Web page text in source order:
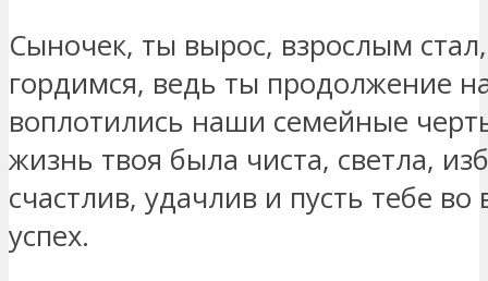
Сыночек, ты вырос, взрослым
гордимся, ведь ты продолжение
воплотились наши семейные
жизнь твоя была чиста, светла,
счастлив, удачлив и пусть тебе во
успех.